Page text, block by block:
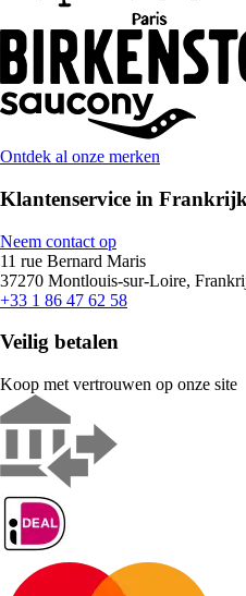
Ontdek al onze merken
Klantenservice in Frankrijk
Neem contact op
11 rue Bernard Maris
37270 Montlouis-sur-Loire,
+33 1 86 47 62 58
Veilig betalen
Koop met vertrouwen op onze site